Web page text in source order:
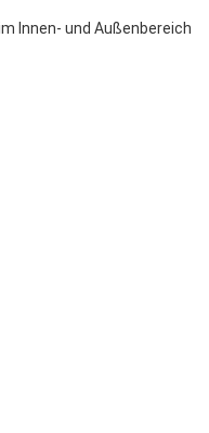
Innen- und Außenbereich